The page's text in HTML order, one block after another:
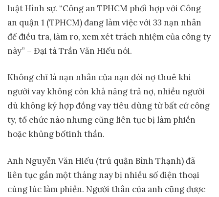
luật Hình sự. “Công an TPHCM phối hợp với Công
an quận 1 (TPHCM) đang làm việc với 33 nạn nhân
để điều tra, làm rõ, xem xét trách nhiệm của công ty
này” – Đại tá Trần Văn Hiếu nói.
Không chỉ là nạn nhân của nạn đòi nợ thuê khi
người vay không còn khả năng trả nợ, nhiều người
dù không ký hợp đồng vay tiêu dùng từ bất cứ công
ty, tổ chức nào nhưng cũng liên tục bị làm phiền
hoặc khủng bốtinh thần.
Anh Nguyễn Văn Hiếu (trú quận Bình Thạnh) đã
liên tục gần một tháng nay bị nhiều số điện thoại
cùng lúc làm phiền. Người thân của anh cũng được